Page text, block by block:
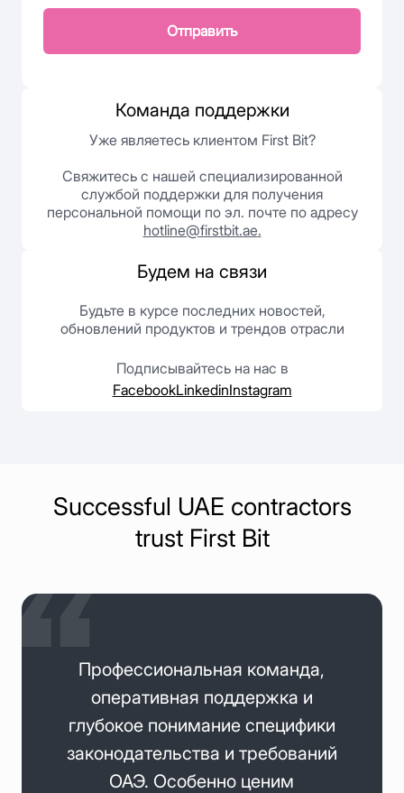
Отправить
Команда поддержки
Уже являетесь клиентом First Bit?
Свяжитесь с нашей специализированной
службой поддержки для получения
персональной помощи по эл. почте по адресу
hotline@firstbit.ae.
Будем на связи
Будьте в курсе последних новостей,
обновлений продуктов и трендов отрасли
Подписывайтесь на нас в
FacebookLinkedinInstagram
Successful UAE contractors
trust First Bit
Профессиональная команда,
оперативная поддержка и
глубокое понимание специфики
законодательства и требований
ОАЭ. Особенно ценим